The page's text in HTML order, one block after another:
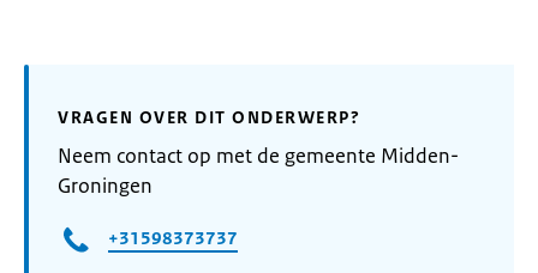
VRAGEN OVER DIT ONDERWERP?
Neem contact op met de gemeente Midden-
Groningen
+31598373737